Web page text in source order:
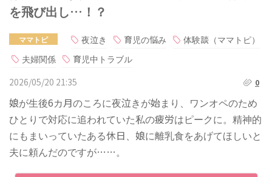
を飛び出し…！？
ママトピ 夜泣き 育児の悩み
体験談（ママトピ）
夫婦関係
育児中トラブル
2026/05/20 21:35
0
娘が生後6カ月のころに夜泣きが始まり、ワンオペのため
ひとりで対応に追われていた私の疲労はピークに。精神的
にもまいっていたある休日、娘に離乳食をあげてほしいと
夫に頼んだのですが……。